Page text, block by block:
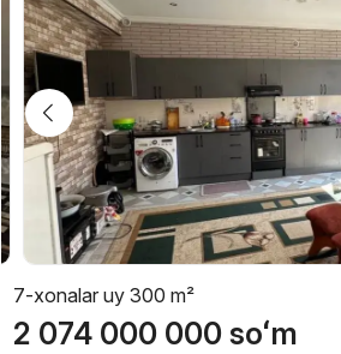
7-xonalar uy 300 m²
2 074 000 000 soʻm